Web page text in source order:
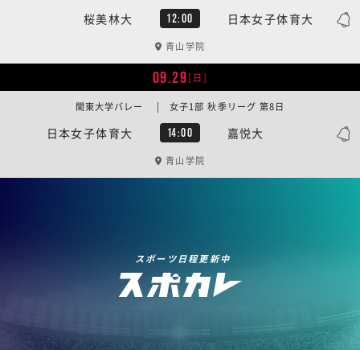
桜美林大 12:00 日本女子体育大
青山学院
09.29[日]
日本女子体育大 14:00 嘉悦大
関東大学バレー | 女子1部 秋季リーグ 第8日
青山学院
スポーツ日程更新中